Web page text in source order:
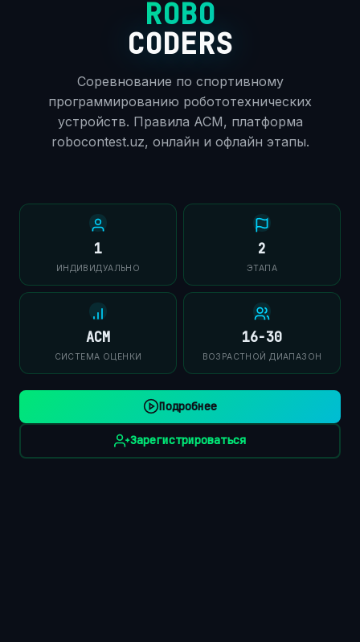
ROBO
CODERS
Соревнование по спортивному
программированию робототехнических
устройств. Правила ACM, платформа
robocontest.uz, онлайн и офлайн этапы.
1
ИНДИВИДУАЛЬНО
2
ЭТАПА
ACM
СИСТЕМА ОЦЕНКИ
16-30
ВОЗРАСТНОЙ ДИАПАЗОН
Подробнее
Зарегистрироваться